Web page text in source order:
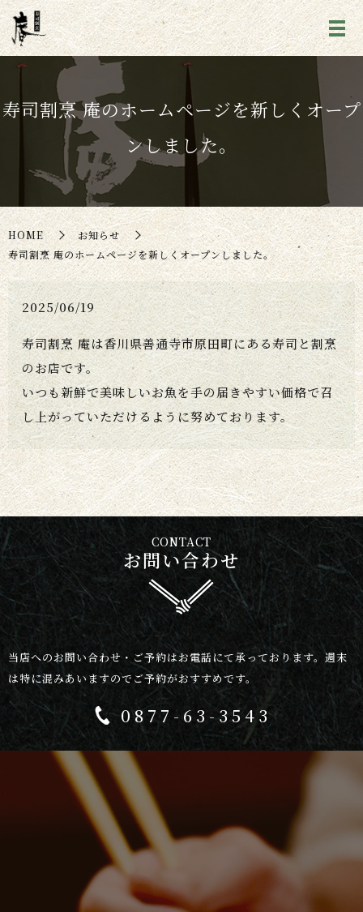
寿司割烹 庵のホームページを新しくオープ
ンしました。
HOME
お知らせ
寿司割烹 庵のホームページを新しくオープンしました。
2025/06/19
寿司割烹 庵は香川県善通寺市原田町にある寿司と割烹
のお店です。
いつも新鮮で美味しいお魚を手の届きやすい価格で召
し上がっていただけるように努めております。
CONTACT
お問い合わせ
当店へのお問い合わせ・ご予約はお電話にて承っております。 週末
は特に混みあいますのでご予約がおすすめです。
0877-63-3543